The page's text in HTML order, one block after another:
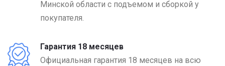
Минской области с подъемом и сборкой у
покупателя.
Гарантия 18 месяцев
Официальная гарантия 18 месяцев на всю